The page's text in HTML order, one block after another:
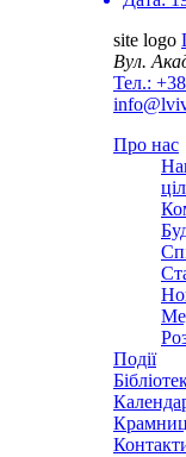
site logo
Вул.
Тел.:
Про нас
Події